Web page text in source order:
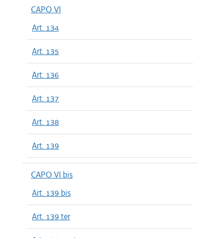
CAPO VI
Art. 134
Art. 135
Art. 136
Art. 137
Art. 138
Art. 139
CAPO VI bis
Art. 139 bis
Art. 139 ter